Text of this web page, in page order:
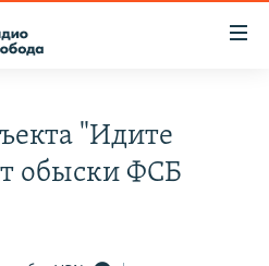
"Идите
обыски ФСБ